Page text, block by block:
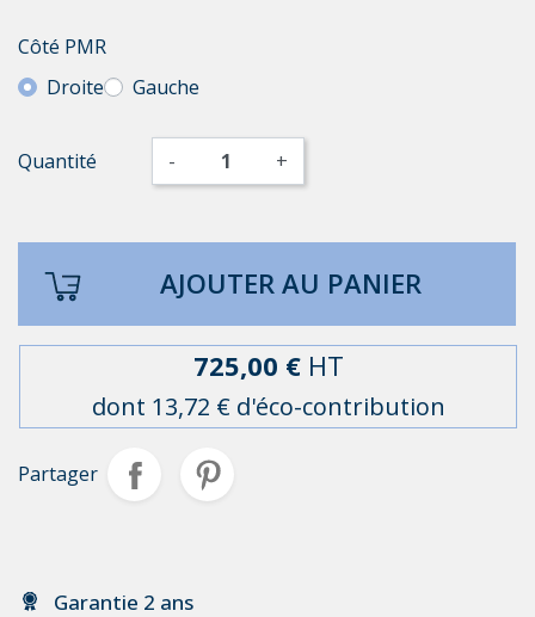
Côté PMR
Droite
Gauche
Quantité - +
AJOUTER AU PANIER
725,00 € HT
dont 13,72 € d'éco-contribution
Partager
Garantie 2 ans